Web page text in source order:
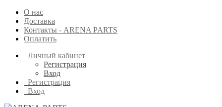
О нас
Доставка
Контакты - ARENA PARTS
Оплатить
Личный кабинет
Регистрация
Вход
Регистрация
Вход